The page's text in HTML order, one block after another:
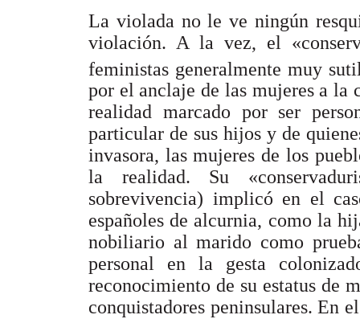
La violada no le ve ningún
violación. A la vez, el
feministas generalmente muy
por el anclaje de las mujeres a la
realidad marcado por ser
particular de sus hijos y de
invasora, las mujeres de los
la realidad. Su
sobrevivencia) implicó en el
españoles de alcurnia, como la
nobiliario al marido como
personal en la gesta
reconocimiento de su estatus de
conquistadores peninsulares. En